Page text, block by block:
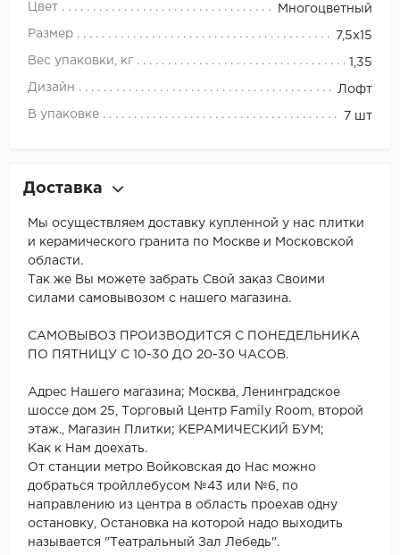
Цвет Многоцветный
Размер 7,5x15
Вес упаковки, кг 1,35
Дизайн Лофт
В упаковке 7 шт
Доставка
Мы осуществляем доставку купленной у нас плитки
и керамического гранита по Москве и Московской
области.
Так же Вы можете забрать Свой заказ Своими
силами самовывозом с нашего магазина.
САМОВЫВОЗ ПРОИЗВОДИТСЯ С ПОНЕДЕЛЬНИКА
ПО ПЯТНИЦУ С 10-30 ДО 20-30 ЧАСОВ.
Адрес Нашего магазина; Москва, Ленинградское
шоссе дом 25, Торговый Центр Family Room, второй
этаж., Магазин Плитки; КЕРАМИЧЕСКИЙ БУМ;
Как к Нам доехать.
От станции метро Войковская до Нас можно
добраться тройллебусом №43 или №6, по
направлению из центра в область проехав одну
остановку, Остановка на которой надо выходить
называется "Театральный Зал Лебедь".